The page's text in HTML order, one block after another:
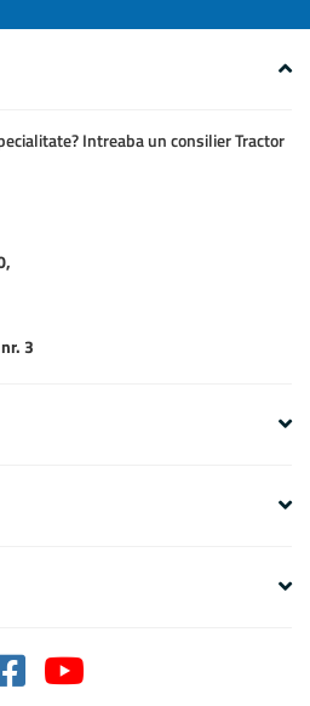
Intreaba un consilier Tractor
3